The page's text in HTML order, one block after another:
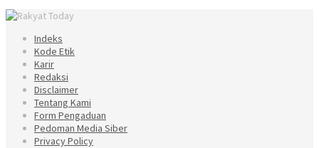
Indeks
Kode Etik
Karir
Redaksi
Disclaimer
Tentang Kami
Form Pengaduan
Pedoman Media Siber
Privacy Policy